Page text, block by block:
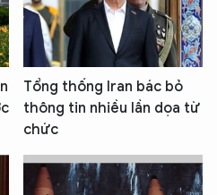
Tổng thống Iran bác bỏ
thông tin nhiều lần dọa từ
chức